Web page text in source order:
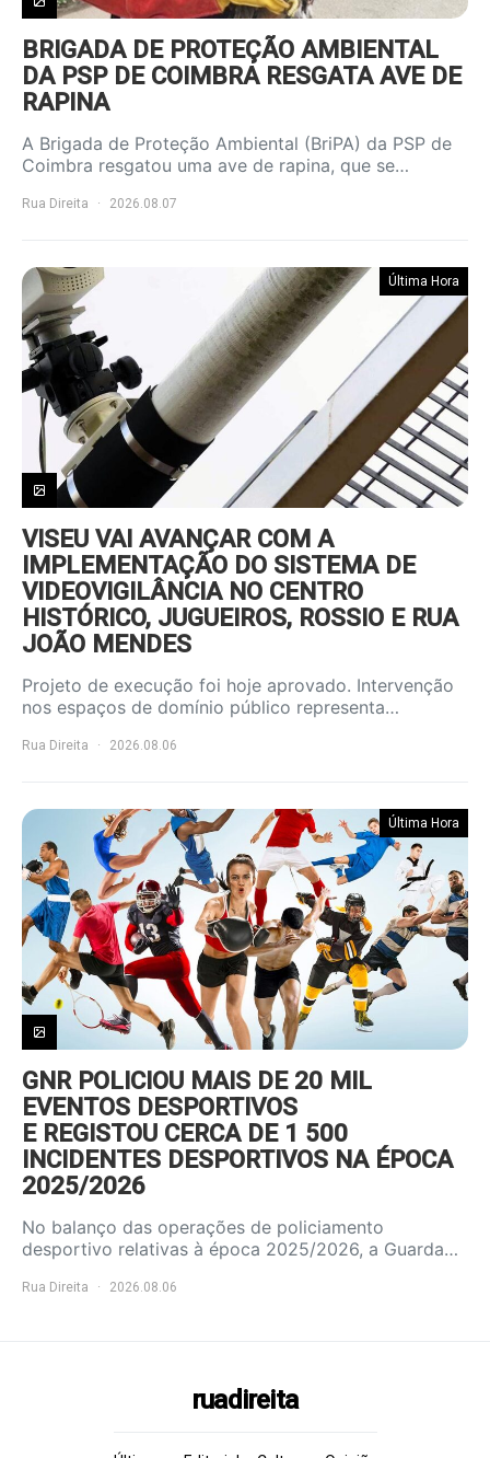
BRIGADA DE PROTEÇÃO AMBIENTAL
DA PSP DE COIMBRA RESGATA AVE DE
RAPINA
A Brigada de Proteção Ambiental (BriPA) da PSP de
Coimbra resgatou uma ave de rapina, que se…
Rua Direita 2026.08.07
Última Hora
VISEU VAI AVANÇAR COM A
IMPLEMENTAÇÃO DO SISTEMA DE
VIDEOVIGILÂNCIA NO CENTRO
HISTÓRICO, JUGUEIROS, ROSSIO E RUA
JOÃO MENDES
Projeto de execução foi hoje aprovado. Intervenção
nos espaços de domínio público representa…
Rua Direita 2026.08.06
Última Hora
GNR POLICIOU MAIS DE 20 MIL
EVENTOS DESPORTIVOS
E REGISTOU CERCA DE 1 500
INCIDENTES DESPORTIVOS NA ÉPOCA
2025/2026
No balanço das operações de policiamento
desportivo relativas à época 2025/2026, a Guarda…
Rua Direita 2026.08.06
ruadireita